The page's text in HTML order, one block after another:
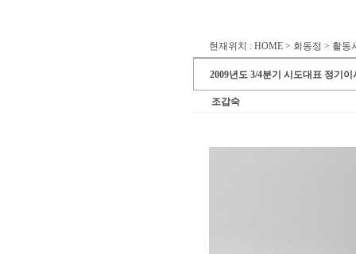
현재위치 : HOME > 회동정 > 활동
2009년도 3/4분기 시도대표 정기
조갑숙